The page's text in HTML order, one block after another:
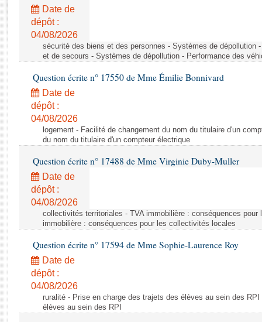
Rapports législatifs
Rapports sur l'application des lois
Baromètre de l’application des lois
Dossiers législatifs
Budget et sécurité sociale
Questions écrites et orales
Comptes rendus des débats
Date de
dépôt :
04/08/2026
sécurité des biens et des personnes - Systèmes de dépollution
et de secours - Systèmes de dépollution - Performance des
Question écrite n° 17550 de Mme Émilie Bonnivard
Date de
dépôt :
04/08/2026
logement - Facilité de changement du nom du titulaire d'un
du nom du titulaire d'un compteur électrique
Question écrite n° 17488 de Mme Virginie Duby-Muller
Date de
dépôt :
04/08/2026
collectivités territoriales - TVA immobilière : conséquences
immobilière : conséquences pour les collectivités locales
Question écrite n° 17594 de Mme Sophie-Laurence Roy
Date de
dépôt :
04/08/2026
ruralité - Prise en charge des trajets des élèves au sein des
élèves au sein des RPI